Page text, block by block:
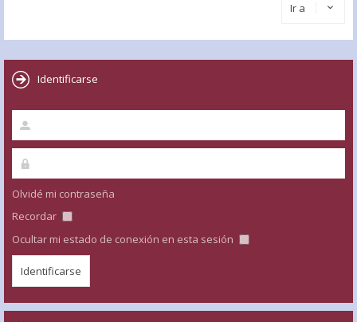
Ir a
Identificarse
Olvidé mi contraseña
Recordar
Ocultar mi estado de conexión en esta sesión